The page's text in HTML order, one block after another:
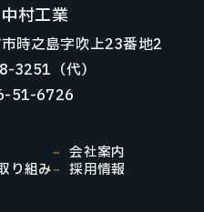
村工業
時之島字吹上23番地2
3251（代）
51-6726
会社案内
り組み
採用情報